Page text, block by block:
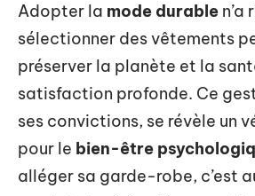
Adopter la mode durable n’a
sélectionner des vêtements
préserver la planète et la
satisfaction profonde. Ce
ses convictions, se révèle un
pour le bien-être
alléger sa garde-robe, c’est